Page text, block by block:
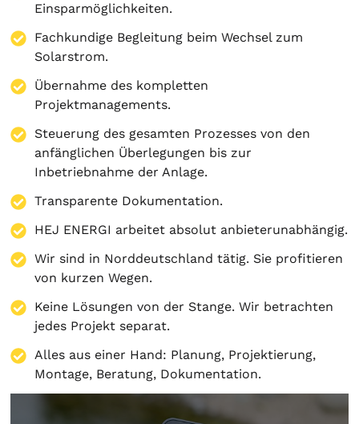
Einsparmöglichkeiten.
Fachkundige Begleitung beim Wechsel zum
Solarstrom.
Übernahme des kompletten
Projektmanagements.
Steuerung des gesamten Prozesses von den
anfänglichen Überlegungen bis zur
Inbetriebnahme der Anlage.
Transparente Dokumentation.
HEJ ENERGI arbeitet absolut anbieterunabhängig.
Wir sind in Norddeutschland tätig. Sie profitieren
von kurzen Wegen.
Keine Lösungen von der Stange. Wir betrachten
jedes Projekt separat.
Alles aus einer Hand: Planung, Projektierung,
Montage, Beratung, Dokumentation.